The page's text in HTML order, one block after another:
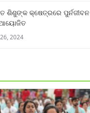
ଶିଶୁଙ୍କ କ୍ଷେତ୍ରରେ
ଆୟୋଜିତ
2024